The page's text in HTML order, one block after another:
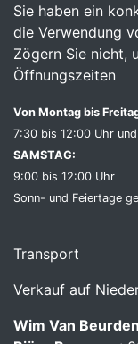
Sie haben ein
die Verwendung
Zögern Sie nicht,
Öffnungszeiten
Von Montag bis
7:30 bis 12:00 Uhr
SAMSTAG:
9:00 bis 12:00 Uhr
Sonn- und Feiertage
Transport
Verkauf auf
Wim Van Beurden